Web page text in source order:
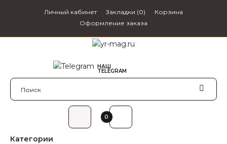
Личный кабинет Закладки (0)
Корзина
Оформление заказа
НАШ
TELEGRAM
0
Категории